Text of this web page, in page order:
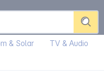
& Solar TV & Audio